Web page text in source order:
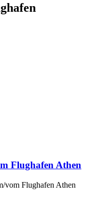
Flughafen Athen
vom Flughafen Athen